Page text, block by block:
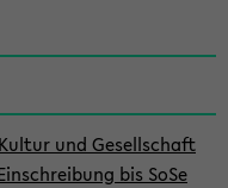
und Gesellschaft
bis SoSe